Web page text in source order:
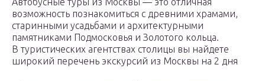
возможность познакомиться с древними храмами,
старинными усадьбами и архитектурными
памятниками Подмосковья и Золотого кольца.
В туристических агентствах столицы вы найдете
широкий перечень экскурсий из Москвы на 2 дня